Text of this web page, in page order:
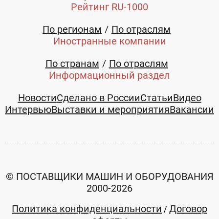
+7 (905)
5672619
Московская
+7 (905)
5672619
Форматно- Форматно-
Рейтинг RU-1000
По регионам
По отраслям
Иностранные компании
По странам
По отраслям
Информационный раздел
НовостиСделано в РоссииСтатьиВидео
ИнтервьюВыставки и мероприятияВакансии
© ПОСТАВЩИКИ МАШИН И ОБОРУДОВАНИЯ
2000-2026
Политика конфиденциальности / Договор